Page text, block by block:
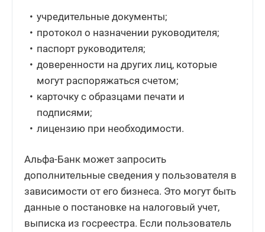
учредительные документы;
протокол о назначении руководителя;
паспорт руководителя;
доверенности на других лиц, которые
могут распоряжаться счетом;
карточку с образцами печати и
подписями;
лицензию при необходимости.
Альфа-Банк может запросить
дополнительные сведения у пользователя в
зависимости от его бизнеса. Это могут быть
данные о постановке на налоговый учет,
выписка из госреестра. Если пользователь